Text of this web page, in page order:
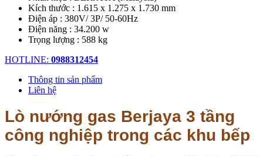
Kích thước : 1.615 x 1.275 x 1.730 mm
Điện áp : 380V/ 3P/ 50-60Hz
Điện năng : 34.200 w
Trọng lượng : 588 kg
HOTLINE: 0988312454
Thông tin sản phẩm
Liên hệ
Lò nướng gas Berjaya 3 tầng
công nghiệp trong các khu bếp